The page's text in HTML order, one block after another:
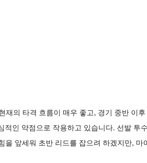
의 타격 흐름이 매우 좋고, 경기 중반 이
인 약점으로 작용하고 있습니다. 선발 투
앞세워 초반 리드를 잡으려 하겠지만,